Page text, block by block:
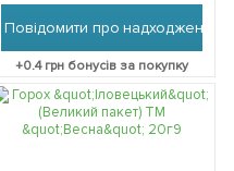
Повідомити про надходження
+0.4грн бонусів за покупку